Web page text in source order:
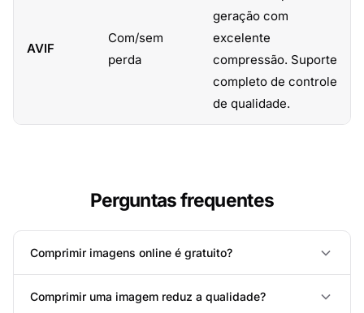
AVIF
Com/sem
perda
geração com
excelente
compressão. Suporte
completo de controle
de qualidade.
Perguntas frequentes
Comprimir imagens online é gratuito?
Comprimir uma imagem reduz a qualidade?